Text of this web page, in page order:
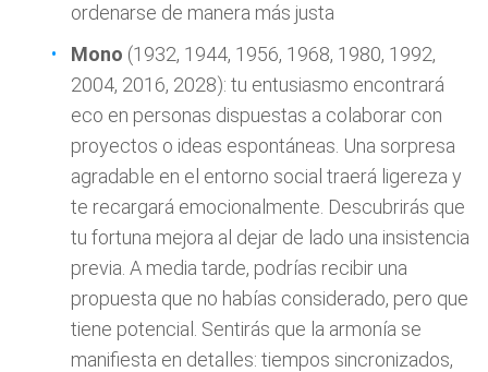
ordenarse de manera más justa
Mono (1932, 1944, 1956, 1968, 1980, 1992,
2004, 2016, 2028): tu entusiasmo encontrará
eco en personas dispuestas a colaborar con
proyectos o ideas espontáneas. Una sorpresa
agradable en el entorno social traerá ligereza y
te recargará emocionalmente. Descubrirás que
tu fortuna mejora al dejar de lado una insistencia
previa. A media tarde, podrías recibir una
propuesta que no habías considerado, pero que
tiene potencial. Sentirás que la armonía se
manifiesta en detalles: tiempos sincronizados,